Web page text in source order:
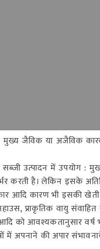
जैविक या अजैविक
सब्जी उत्पादन में उपयोग :
करती है। लेकिन इसके
आदि कारण भी इसकी खेती
प्राकृतिक वायु
को आवश्यकतानुसार
में अपनाने की अपार